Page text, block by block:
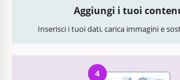
Aggiungi i tuoi
Inserisci i tuoi dati, carica immagini e
4